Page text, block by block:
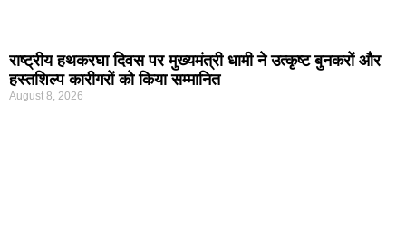
राष्ट्रीय हथकरघा दिवस पर मुख्यमंत्री धामी ने उत्कृष्ट बुनकरों और
हस्तशिल्प कारीगरों को किया सम्मानित
August 8, 2026